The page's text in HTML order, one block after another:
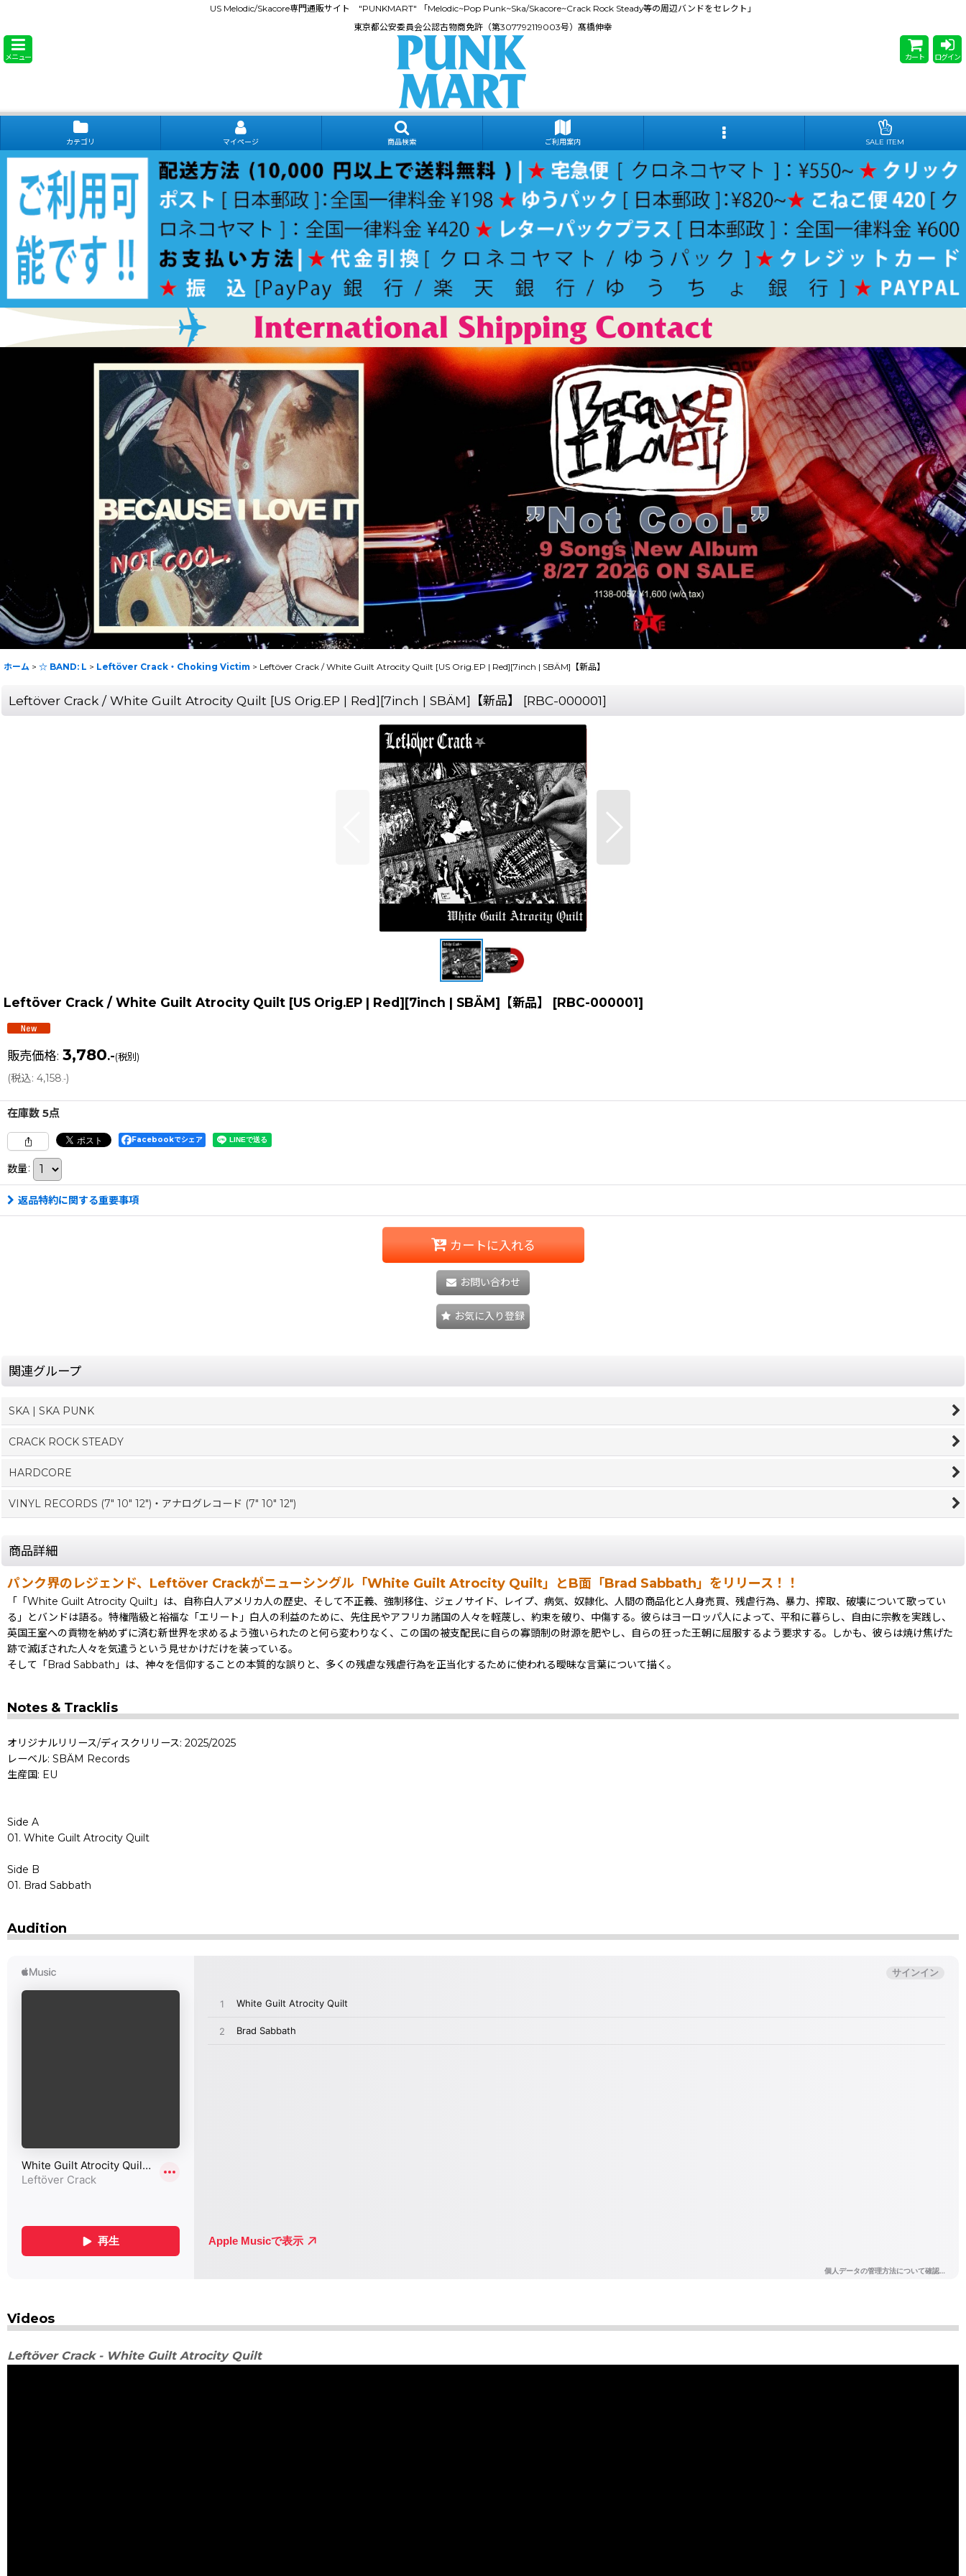
US Melodic/Skacore専門通販サイト "PUNKMART" 「Melodic~Pop Punk~Ska/Skacore~Crack Rock Steady等の周辺バンドをセレクト」
東京都公安委員会公認古物商免許（第307792119003号）髙橋伸幸
メニュー カート ログイン
カテゴリ マイページ 商品検索 ご利用案内 SALE ITEM
ホーム > ☆ BAND: L > Leftöver Crack・Choking Victim > Leftöver Crack / White Guilt Atrocity Quilt [US Orig.EP | Red][7inch | SBÄM]【新品】
Leftöver Crack / White Guilt Atrocity Quilt [US Orig.EP | Red][7inch | SBÄM]【新品】 [RBC-000001]
Leftöver Crack / White Guilt Atrocity Quilt [US Orig.EP | Red][7inch | SBÄM]【新品】 [RBC-000001]
販売価格: 3,780.-(税別)
(税込: 4,158.-)
在庫数 5点
Facebookでシェア
数量:
返品特約に関する重要事項
カートに入れる
お問い合わせ
お気に入り登録
関連グループ
SKA | SKA PUNK
CRACK ROCK STEADY
HARDCORE
VINYL RECORDS (7" 10" 12")・アナログレコード (7" 10" 12")
商品詳細
パンク界のレジェンド、Leftöver Crackがニューシングル「White Guilt Atrocity Quilt」とB面「Brad Sabbath」をリリース！！
「「White Guilt Atrocity Quilt」は、自称白人アメリカ人の歴史、そして不正義、強制移住、ジェノサイド、レイプ、病気、奴隷化、人間の商品化と人身売買、残虐行為、暴力、搾取、破壊について歌ってい
る」とバンドは語る。特権階級と裕福な「エリート」白人の利益のために、先住民やアフリカ諸国の人々を軽蔑し、約束を破り、中傷する。彼らはヨーロッパ人によって、平和に暮らし、自由に宗教を実践し、
英国王室への貢物を納めずに済む新世界を求めるよう強いられたのと何ら変わりなく、この国の被支配民に自らの寡頭制の財源を肥やし、自らの狂った王朝に屈服するよう要求する。しかも、彼らは焼け焦げた
跡で滅ぼされた人々を気遣うという見せかけだけを装っている。
そして「Brad Sabbath」は、神々を信仰することの本質的な誤りと、多くの残虐な残虐行為を正当化するために使われる曖昧な言葉について描く。
Notes & Tracklis
オリジナルリリース/ディスクリリース: 2025/2025
レーベル: SBÄM Records
生産国: EU
Side A
01. White Guilt Atrocity Quilt
Side B
01. Brad Sabbath
Audition
Videos
Leftöver Crack - White Guilt Atrocity Quilt